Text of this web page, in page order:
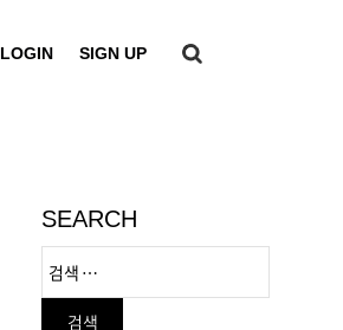
LOGIN SIGN UP
SEARCH